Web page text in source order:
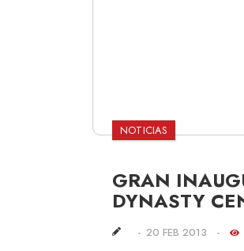
NOTICIAS
GRAN
DYNASTY
20 FEB 2013